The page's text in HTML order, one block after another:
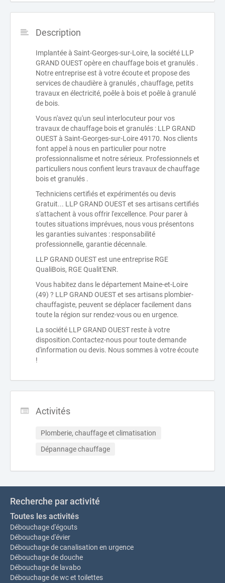
Description
Implantée à Saint-Georges-sur-Loire, la société LLP
GRAND OUEST opère en chauffage bois et granulés .
Notre entreprise est à votre écoute et propose des
services de chaudière à granulés , chauffage, petits
travaux en électricité, poêle à bois et poêle à granulé
de bois.
Vous n'avez qu'un seul interlocuteur pour vos
travaux de chauffage bois et granulés : LLP GRAND
OUEST à Saint-Georges-sur-Loire 49170. Nos clients
font appel à nous en particulier pour notre
professionnalisme et notre sérieux. Professionnels et
particuliers nous confient leurs travaux de chauffage
bois et granulés .
Techniciens certifiés et expérimentés ou devis
Gratuit... LLP GRAND OUEST et ses artisans certifiés
s'attachent à vous offrir l'excellence. Pour parer à
toutes situations imprévues, nous vous présentons
les garanties suivantes : responsabilité
professionnelle, garantie décennale.
LLP GRAND OUEST est une entreprise RGE
QualiBois, RGE Qualit'ENR.
Vous habitez dans le département Maine-et-Loire
(49) ? LLP GRAND OUEST et ses artisans plombier-
chauffagiste, peuvent se déplacer facilement dans
toute la région sur rendez-vous ou en urgence.
La société LLP GRAND OUEST reste à votre
disposition.Contactez-nous pour toute demande
d'information ou devis. Nous sommes à votre écoute
!
Activités
Plomberie, chauffage et climatisation
Dépannage chauffage
Recherche par activité
Toutes les activités
Débouchage d'égouts
Débouchage d'évier
Débouchage de canalisation en urgence
Débouchage de douche
Débouchage de lavabo
Débouchage de wc et toilettes